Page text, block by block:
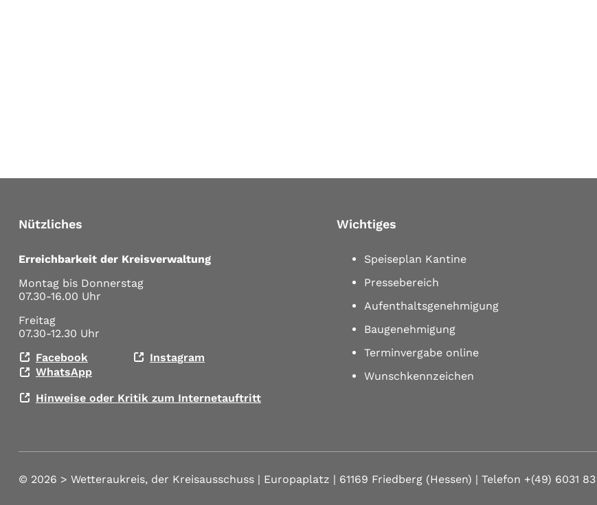
Nützliches
Erreichbarkeit der Kreisverwaltung
Montag bis Donnerstag
07.30-16.00 Uhr
Freitag
07.30-12.30 Uhr
Facebook
Instagram
WhatsApp
Hinweise oder Kritik zum Internetauftritt
Wichtiges
Speiseplan Kantine
Pressebereich
Aufenthaltsgenehmigung
Baugenehmigung
Terminvergabe online
Wunschkennzeichen
© 2026 > Wetteraukreis, der Kreisausschuss | Europaplatz | 61169 Friedberg (Hessen) | Telefon +(49) 6031